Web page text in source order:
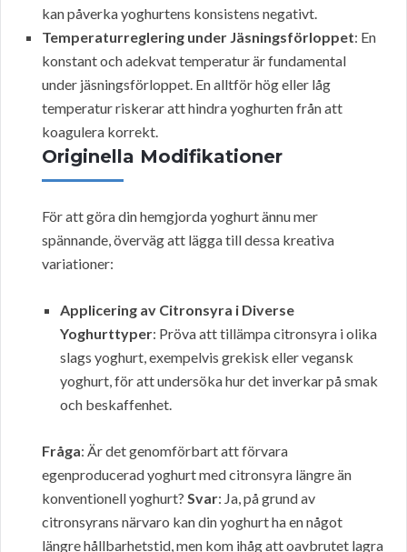
kan påverka yoghurtens konsistens negativt.
Temperaturreglering under Jäsningsförloppet: En
konstant och adekvat temperatur är fundamental
under jäsningsförloppet. En alltför hög eller låg
temperatur riskerar att hindra yoghurten från att
koagulera korrekt.
Originella Modifikationer
För att göra din hemgjorda yoghurt ännu mer
spännande, överväg att lägga till dessa kreativa
variationer:
Applicering av Citronsyra i Diverse
Yoghurttyper: Pröva att tillämpa citronsyra i olika
slags yoghurt, exempelvis grekisk eller vegansk
yoghurt, för att undersöka hur det inverkar på smak
och beskaffenhet.
Fråga: Är det genomförbart att förvara
egenproducerad yoghurt med citronsyra längre än
konventionell yoghurt? Svar: Ja, på grund av
citronsyrans närvaro kan din yoghurt ha en något
längre hållbarhetstid, men kom ihåg att oavbrutet lagra